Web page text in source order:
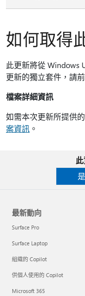
如何取得
此更新將從 Windows
更新的獨立套件，請
檔案詳細資訊
如需本次更新所提供
案資訊 。
是
最新動向
Surface Pro
Surface Laptop
組織的 Copilot
供個人使用的 Copilot
Microsoft 365